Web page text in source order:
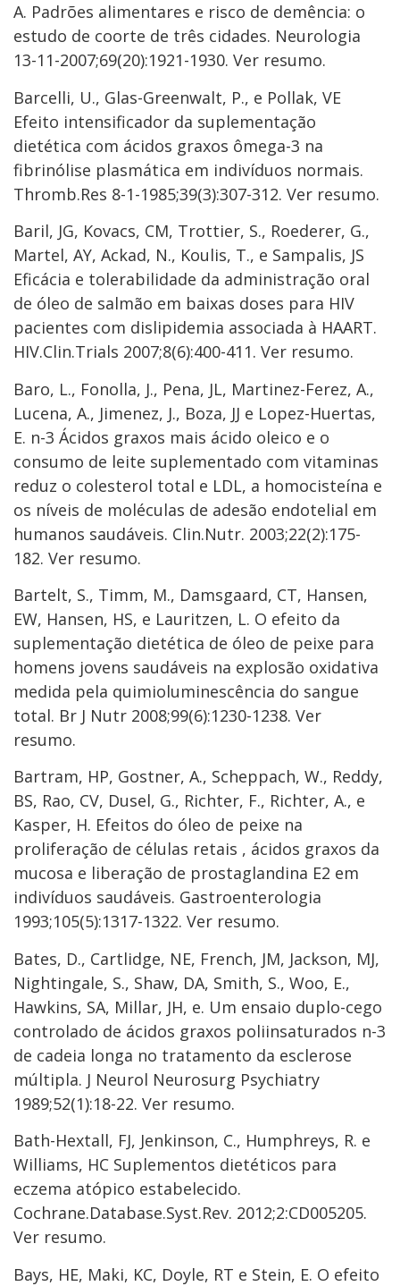
A. Padrões alimentares e risco de demência: o
estudo de coorte de três cidades. Neurologia
13-11-2007;69(20):1921-1930. Ver resumo.
Barcelli, U., Glas-Greenwalt, P., e Pollak, VE
Efeito intensificador da suplementação
dietética com ácidos graxos ômega-3 na
fibrinólise plasmática em indivíduos normais.
Thromb.Res 8-1-1985;39(3):307-312. Ver resumo.
Baril, JG, Kovacs, CM, Trottier, S., Roederer, G.,
Martel, AY, Ackad, N., Koulis, T., e Sampalis, JS
Eficácia e tolerabilidade da administração oral
de óleo de salmão em baixas doses para HIV
pacientes com dislipidemia associada à HAART.
HIV.Clin.Trials 2007;8(6):400-411. Ver resumo.
Baro, L., Fonolla, J., Pena, JL, Martinez-Ferez, A.,
Lucena, A., Jimenez, J., Boza, JJ e Lopez-Huertas,
E. n-3 Ácidos graxos mais ácido oleico e o
consumo de leite suplementado com vitaminas
reduz o colesterol total e LDL, a homocisteína e
os níveis de moléculas de adesão endotelial em
humanos saudáveis. Clin.Nutr. 2003;22(2):175-
182. Ver resumo.
Bartelt, S., Timm, M., Damsgaard, CT, Hansen,
EW, Hansen, HS, e Lauritzen, L. O efeito da
suplementação dietética de óleo de peixe para
homens jovens saudáveis ​​​​na explosão oxidativa
medida pela quimioluminescência do sangue
total. Br J Nutr 2008;99(6):1230-1238. Ver
resumo.
Bartram, HP, Gostner, A., Scheppach, W., Reddy,
BS, Rao, CV, Dusel, G., Richter, F., Richter, A., e
Kasper, H. Efeitos do óleo de peixe na
proliferação de células retais , ácidos graxos da
mucosa e liberação de prostaglandina E2 em
indivíduos saudáveis. Gastroenterologia
1993;105(5):1317-1322. Ver resumo.
Bates, D., Cartlidge, NE, French, JM, Jackson, MJ,
Nightingale, S., Shaw, DA, Smith, S., Woo, E.,
Hawkins, SA, Millar, JH, e. Um ensaio duplo-cego
controlado de ácidos graxos poliinsaturados n-3
de cadeia longa no tratamento da esclerose
múltipla. J Neurol Neurosurg Psychiatry
1989;52(1):18-22. Ver resumo.
Bath-Hextall, FJ, Jenkinson, C., Humphreys, R. e
Williams, HC Suplementos dietéticos para
eczema atópico estabelecido.
Cochrane.Database.Syst.Rev. 2012;2:CD005205.
Ver resumo.
Bays, HE, Maki, KC, Doyle, RT e Stein, E. O efeito